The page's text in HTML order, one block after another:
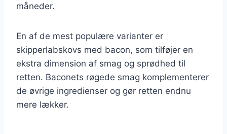
måneder.
En af de mest populære varianter er
skipperlabskovs med bacon, som tilføjer en
ekstra dimension af smag og sprødhed til
retten. Baconets røgede smag komplementerer
de øvrige ingredienser og gør retten endnu
mere lækker.